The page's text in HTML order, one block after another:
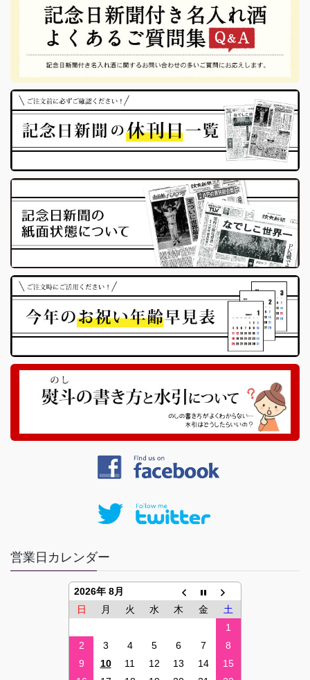
営業日カレンダー
2026年 8月
日
月 火 水 木 金
土
1
2
3 4 5 6 7
8
9
10 11 12 13 14
15